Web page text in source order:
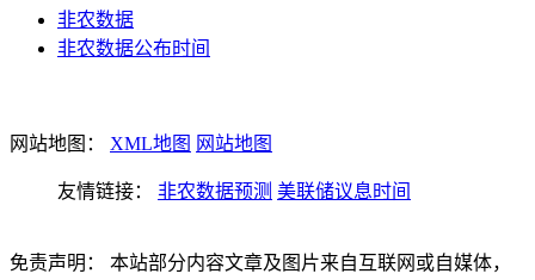
非农数据
非农数据公布时间
网站地图： XML地图 网站地图
友情链接： 非农数据预测 美联储议息时间
免责声明： 本站部分内容文章及图片来自互联网或自媒体，